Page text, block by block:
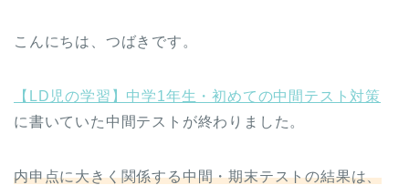
こんにちは、つばきです。
【LD児の学習】中学1年生・初めての中間テスト対策
に書いていた中間テストが終わりました。
内申点に大きく関係する中間・期末テストの結果は、